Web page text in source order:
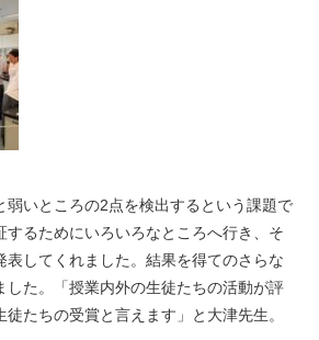
弱いところの2点を検出するという課題で
するためにいろいろなところへ行き、そ
表してくれました。結果を得てのさらな
した。「授業内外の生徒たちの活動が評
たちの受賞と言えます」と大津先生。